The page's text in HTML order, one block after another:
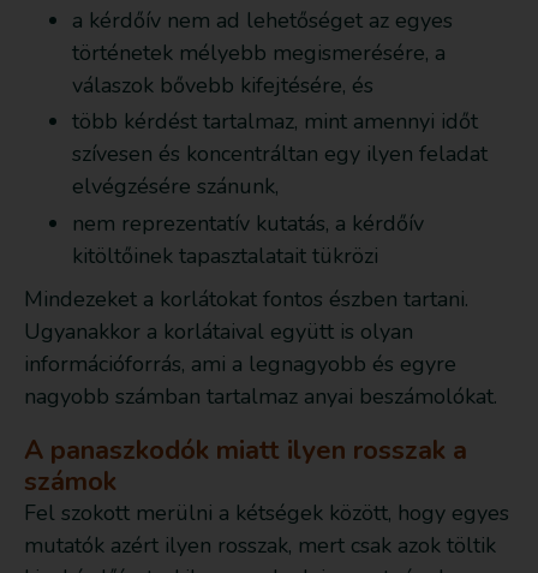
a kérdőív nem ad lehetőséget az egyes
történetek mélyebb megismerésére, a
válaszok bővebb kifejtésére, és
több kérdést tartalmaz, mint amennyi időt
szívesen és koncentráltan egy ilyen feladat
elvégzésére szánunk,
nem reprezentatív kutatás, a kérdőív
kitöltőinek tapasztalatait tükrözi
Mindezeket a korlátokat fontos észben tartani.
Ugyanakkor a korlátaival együtt is olyan
információforrás, ami a legnagyobb és egyre
nagyobb számban tartalmaz anyai beszámolókat.
A panaszkodók miatt ilyen rosszak a
számok
Fel szokott merülni a kétségek között, hogy egyes
mutatók azért ilyen rosszak, mert csak azok töltik